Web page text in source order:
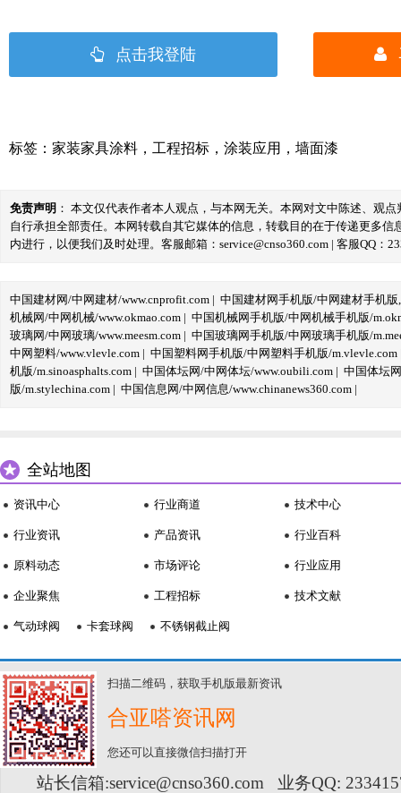
点击我登陆
标签： 家装家具涂料 ， 工程招标 ， 涂装应用 ， 墙面漆
免责声明 ： 本文仅代表作者本人观点，与本网无关。本网对文中陈述、观
自行承担全部责任。本网转载自其它媒体的信息，转载目的在于传递更多
内进行，以便我们及时处理。客服邮箱：service@cnso360.com | 客服QQ：
中国建材网/中网建材/www.cnprofit.com | 中国建材网手机版/中网建材手机版
机械网/中网机械/www.okmao.com | 中国机械网手机版/中网机械手机版/
玻璃网/中网玻璃/www.meesm.com | 中国玻璃网手机版/中网玻璃手机版/
中网塑料/www.vlevle.com | 中国塑料网手机版/中网塑料手机版/m.vlevle.com
机版/m.sinoasphalts.com | 中国体坛网/中网体坛/www.oubili.com | 中国体坛
版/m.stylechina.com | 中国信息网/中网信息/www.chinanews360.com |
全站地图
资讯中心
行业资讯
原料动态
企业聚焦
行业商道
产品资讯
市场评论
工程招标
技术中心
行业百科
行业应用
技术文献
气动球阀 卡套球阀 不锈钢截止阀
扫描二维码，获取手机版最新资讯
合亚嗒资讯网
您还可以直接微信扫描打开
站长信箱:service@cnso360.com 业务QQ: